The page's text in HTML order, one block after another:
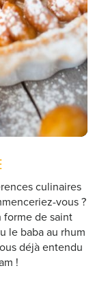
culinaires
vous ?
forme de saint
le baba au rhum
déjà entendu
!